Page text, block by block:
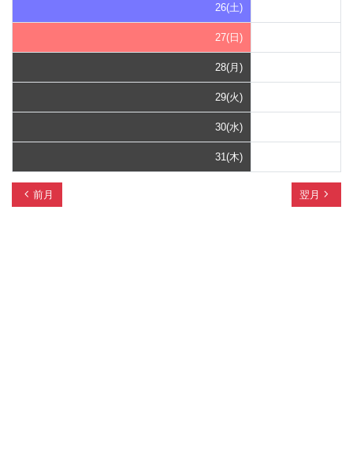
26(土)
27(日)
28(月)
29(火)
30(水)
31(木)
chevron_left 前月 翌月 navigate_next